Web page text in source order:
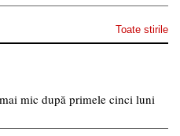
Toate stirile
mic după primele cinci luni